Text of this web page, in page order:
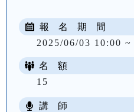
報 名 期 間
2025/06/03 10:00
名 額
15
講 師